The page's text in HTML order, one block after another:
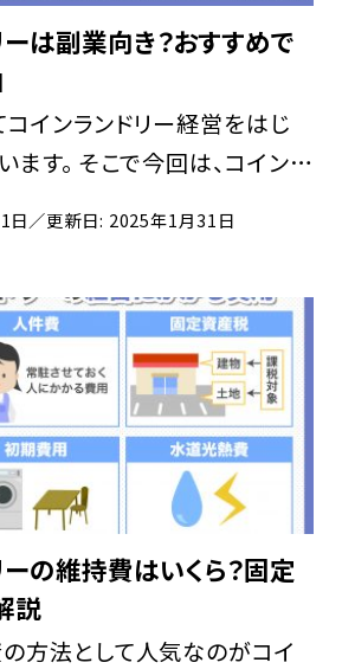
は副業向き？おすすめで
コインランドリー経営をはじ
す。 そこで今回は、コインラ
日／更新日: 2025年1月31日
の維持費はいくら？固定
説
方法として人気なのがコイ